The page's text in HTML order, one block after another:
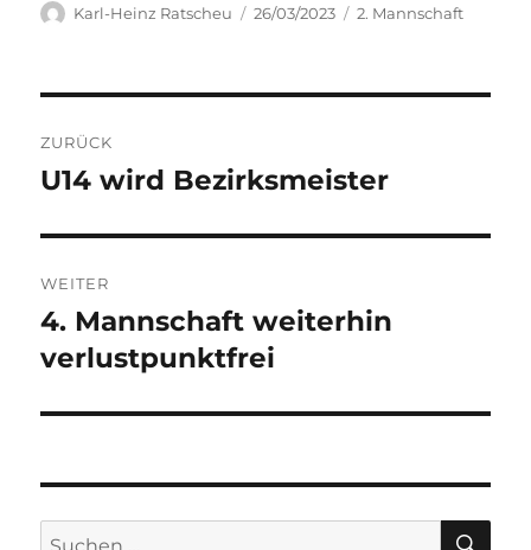
Autor
Karl-Heinz Ratscheu
Veröffentlicht
26/03/2023 Kategorien
2. Mannschaft
ZURÜCK
Vorheriger
U14 wird Bezirksmeister
WEITER
Nächster
Beitrag:
4. Mannschaft weiterhin
verlustpunktfrei
Suchen